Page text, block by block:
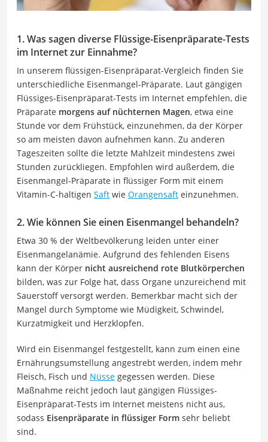
1. Was sagen diverse Flüssige-Eisenpräparate-Tests
im Internet zur Einnahme?
In unserem flüssigen-Eisenpräparat-Vergleich finden Sie
unterschiedliche Eisenmangel-Präparate. Laut gängigen
Flüssiges-Eisenpräparat-Tests im Internet empfehlen, die
Präparate morgens auf nüchternen Magen, etwa eine
Stunde vor dem Frühstück, einzunehmen, da der Körper
so am meisten davon aufnehmen kann. Zu anderen
Tageszeiten sollte die letzte Mahlzeit mindestens zwei
Stunden zurückliegen. Empfohlen wird außerdem, die
Eisenmangel-Präparate in flüssiger Form mit einem
Vitamin-C-haltigen Saft wie Orangensaft einzunehmen.
2. Wie können Sie einen Eisenmangel behandeln?
Etwa 30 % der Weltbevölkerung leiden unter einer
Eisenmangelanämie. Aufgrund des fehlenden Eisens
kann der Körper nicht ausreichend rote Blutkörperchen
bilden, was zur Folge hat, dass Organe unzureichend mit
Sauerstoff versorgt werden. Bemerkbar macht sich der
Mangel durch Symptome wie Müdigkeit, Schwindel,
Kurzatmigkeit und Herzklopfen.
Wird ein Eisenmangel festgestellt, kann zum einen eine
Ernährungsumstellung angestrebt werden, indem mehr
Fleisch, Fisch und Nüsse gegessen werden. Diese
Maßnahme reicht jedoch laut gängigen Flüssiges-
Eisenpräparat-Tests im Internet meistens nicht aus,
sodass Eisenpräparate in flüssiger Form sehr beliebt
sind.